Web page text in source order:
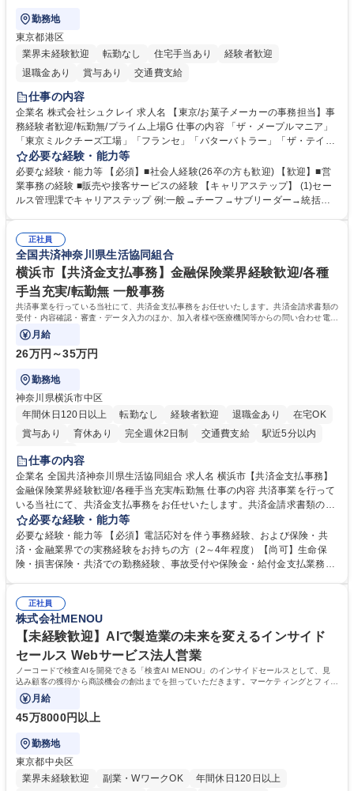
勤務地
東京都港区
業界未経験歓迎
転勤なし 住宅手当あり
経験者歓迎
退職金あり
賞与あり 交通費支給
仕事の内容
企業名 株式会社シュクレイ 求人名 【東京/お菓子メーカーの事務担当】事
務経験者歓迎/転勤無/プライム上場G 仕事の内容 「ザ・メープルマニア」
「東京ミルクチーズ工場」「フランセ」「バターバトラー」「ザ・テイラ
ー」「DROOLY」等のブランドを多数展開する当社にて、オリジナル菓子
ブランド商品の事務業務をお任せいたします。 【具体的な業務内容】 ■店
舗からの発注受付/PC入力業務 ■受電対応(社内/社外) ■商品のマスター登
録 ■日々の売上抽出・報告 ■提携企業への書類送付業務 ■契約書管理業務
必要な経験・能力等
必要な経験・能力等 【必須】■社会人経験(26卒の方も歓迎) 【歓迎】■営
業事務の経験 ■販売や接客サービスの経験 【キャリアステップ】 (1)セー
ルス管理課でキャリアステップ 例:一般→チーフ→サブリーダー→統括リ
や個別面談を通してご自身のキャリアと向き合っていただき、会社として
もバックアップしていきます。 学歴・資格 学歴：大学院 大学 高専 短大
専修学校 高校 語学力： 資格：
正社員
全国共済神奈川県生活協同組合
横浜市【共済金支払事務】金融保険業界経験歓迎/各種
手当充実/転勤無 一般事務
共済事業を行っている当社にて、共済金支払事務をお任せいたします。共済金請求書類の
受付・内容確認・審査・データ入力のほか、加入者様や医療機関等からの問い合わせ電話
対応や書類発送等を担当します。
月給
26万円～35万円
勤務地
神奈川県横浜市中区
年間休日120日以上
転勤なし 経験者歓迎 退職金あり
在宅OK
賞与あり
育休あり 完全週休2日制 交通費支給
駅近5分以内
土日祝休み
仕事の内容
企業名 全国共済神奈川県生活協同組合 求人名 横浜市【共済金支払事務】
金融保険業界経験歓迎/各種手当充実/転勤無 仕事の内容 共済事業を行って
いる当社にて、共済金支払事務をお任せいたします。共済金請求書類の受
付・内容確認・審査・データ入力のほか、加入者様や医療機関等からの問
い合わせ電話対応や書類発送等を担当します。 ■共済金請求書類の受付、
内容確認、および共済金支払に関する審査・事務処理業務全般を担当 ■専
用システムへのデータ入力、各種必要書類の作成・発送作業 ■加入者様や
指定する業務 募集職種 横浜市【共済金支払事務】金融保険業界経験歓迎/
各種手当充実/転勤無
必要な経験・能力等
必要な経験・能力等 【必須】電話応対を伴う事務経験、および保険・共
済・金融業界での実務経験をお持ちの方（2～4年程度）【尚可】生命保
険・損害保険・共済での勤務経験、事故受付や保険金・給付金支払業務経
務へのキャリアチェンジ希望者も大歓迎です！ 学歴・資格 学歴：大学院
大学 高専 短大 専修学校 高校 語学力： 資格：
正社員
株式会社MENOU
【未経験歓迎】AIで製造業の未来を変えるインサイド
セールス Webサービス法人営業
ノーコードで検査AIを開発できる「検査AI MENOU」のインサイドセールスとして、見
込み顧客の獲得から商談機会の創出までを担っていただきます。マーケティングとフィー
ルドセールスをつなぐ役割として、
月給
45万8000円以上
勤務地
東京都中央区
業界未経験歓迎
副業・WワークOK
年間休日120日以上